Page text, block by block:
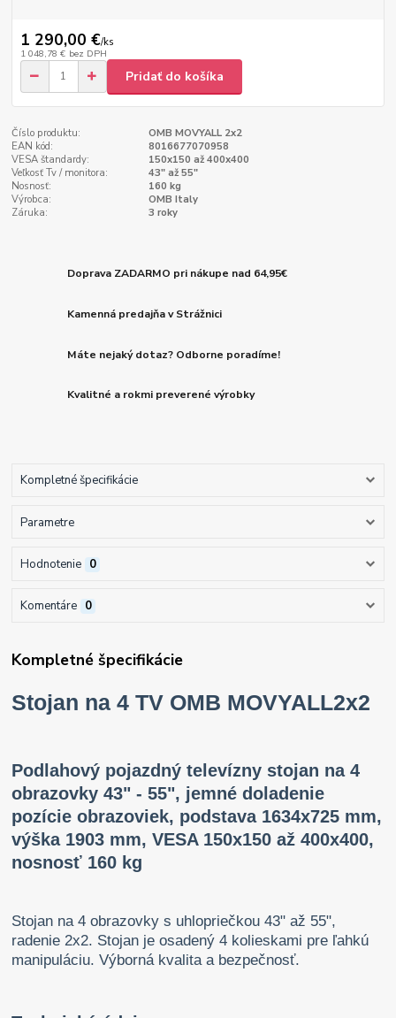
1 290,00 €/ks
1 048,78 € bez DPH
Pridať do košíka
Číslo produktu:
OMB MOVYALL 2x2
EAN kód:
8016677070958
VESA štandardy:
150x150 až 400x400
Veľkosť Tv / monitora:
43" až 55"
Nosnosť:
160 kg
Výrobca:
OMB Italy
Záruka:
3 roky
Doprava ZADARMO pri nákupe nad 64,95€
Kamenná predajňa v Strážnici
Máte nejaký dotaz? Odborne poradíme!
Kvalitné a rokmi preverené výrobky
Kompletné špecifikácie
Parametre
Hodnotenie 0
Komentáre 0
Kompletné špecifikácie
Stojan na 4 TV OMB MOVYALL2x2
Podlahový pojazdný televízny stojan na 4
obrazovky 43" - 55", jemné doladenie
pozície obrazoviek, podstava 1634x725 mm,
výška 1903 mm, VESA 150x150 až 400x400,
nosnosť 160 kg
Stojan na 4 obrazovky s uhlopriečkou 43" až 55",
radenie 2x2. Stojan je osadený 4 kolieskami pre ľahkú
manipuláciu. Výborná kvalita a bezpečnosť.